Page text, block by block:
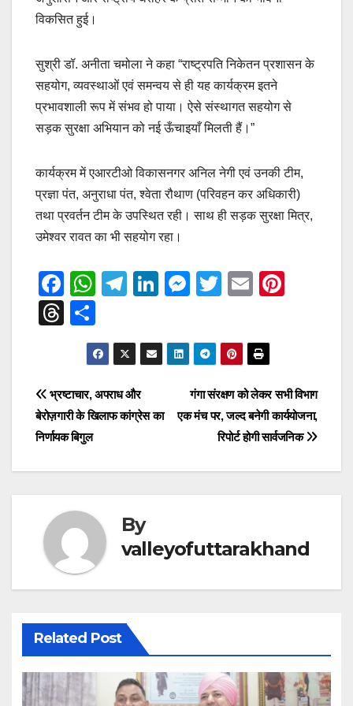
विकसित हुई।
सुश्री डॉ. अनीता चमोला ने कहा “राष्ट्रपति निकेतन प्रशासन के
सहयोग, व्यवस्थाओं एवं समन्वय से ही यह कार्यक्रम इतने
प्रभावशाली रूप में संभव हो पाया। ऐसे संस्थागत सहयोग से
सड़क सुरक्षा अभियान को नई ऊँचाइयाँ मिलती हैं।”
कार्यक्रम में एआरटीओ विकासनगर अनिल नेगी एवं उनकी टीम,
प्रज्ञा पंत, अनुराधा पंत, श्वेता रौथाण (परिवहन कर अधिकारी)
तथा प्रवर्तन टीम के उपस्थित रही। साथ ही सड़क सुरक्षा मित्र,
उमेश्वर रावत का भी सहयोग रहा।
F
a
c
b
o
o
W
s
A
p
T
gr
a
m
Li
e
n
M
e
n
g
T
er
E
st
T
hr
a
d
s
h
ar
e
Post
navigation
गंगा संरक्षण को लेकर सभी विभाग
एक मंच पर, जल्द बनेगी कार्ययोजना,
रिपोर्ट होगी सार्वजनिक
भ्रष्टाचार, अपराध और
बेरोज़गारी के खिलाफ कांग्रेस का
निर्णायक बिगुल
By
valleyofuttarakhand
Related Post